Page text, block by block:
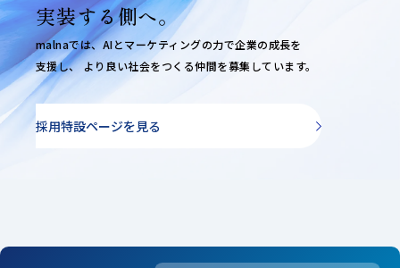
実装する側へ。
malnaでは、AIとマーケティングの力で企業の成長を
支援し、より良い社会をつくる仲間を募集しています。
採用特設ページを見る